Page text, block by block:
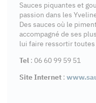
Sauces piquantes et
passion dans les
Des sauces où le
accompagné de ses
lui faire ressortir
Tel : 06 60 99 59 51
Site Internet :